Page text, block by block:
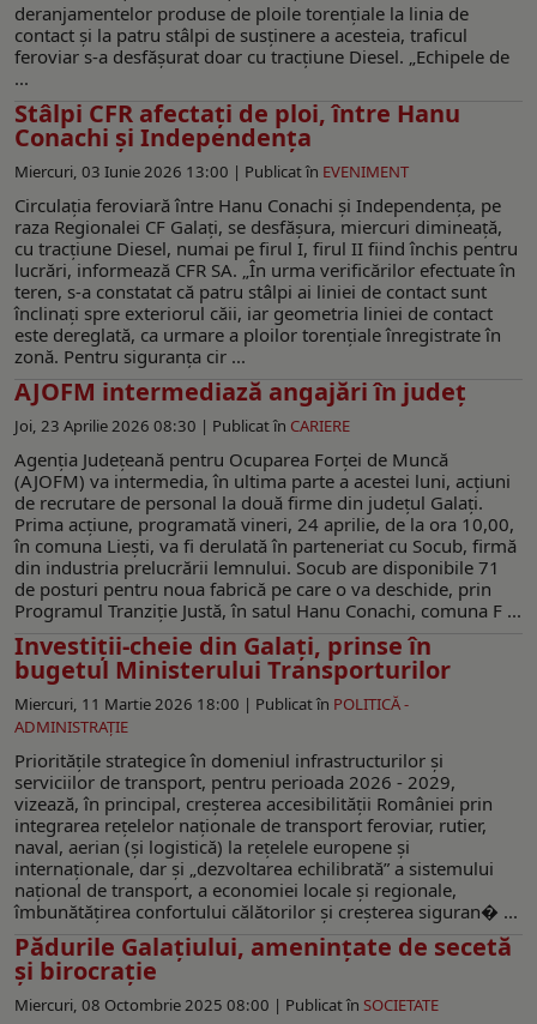
deranjamentelor produse de ploile torențiale la linia de
contact și la patru stâlpi de susținere a acesteia, traficul
feroviar s-a desfășurat doar cu tracțiune Diesel. „Echipele de
...
Stâlpi CFR afectați de ploi, între Hanu
Conachi și Independența
Miercuri, 03 Iunie 2026 13:00 | Publicat în EVENIMENT
Circulația feroviară între Hanu Conachi și Independența, pe
raza Regionalei CF Galați, se desfășura, miercuri dimineață,
cu tracțiune Diesel, numai pe firul I, firul II fiind închis pentru
lucrări, informează CFR SA. „În urma verificărilor efectuate în
teren, s-a constatat că patru stâlpi ai liniei de contact sunt
înclinați spre exteriorul căii, iar geometria liniei de contact
este dereglată, ca urmare a ploilor torențiale înregistrate în
zonă. Pentru siguranța cir ...
AJOFM intermediază angajări în județ
Joi, 23 Aprilie 2026 08:30 | Publicat în CARIERE
Agenția Județeană pentru Ocuparea Forței de Muncă
(AJOFM) va intermedia, în ultima parte a acestei luni, acțiuni
de recrutare de personal la două firme din județul Galați.
Prima acțiune, programată vineri, 24 aprilie, de la ora 10,00,
în comuna Liești, va fi derulată în parteneriat cu Socub, firmă
din industria prelucrării lemnului. Socub are disponibile 71
de posturi pentru noua fabrică pe care o va deschide, prin
Programul Tranziție Justă, în satul Hanu Conachi, comuna F ...
Investiții-cheie din Galați, prinse în
bugetul Ministerului Transporturilor
Miercuri, 11 Martie 2026 18:00 | Publicat în POLITICĂ -
ADMINISTRAŢIE
Prioritățile strategice în domeniul infrastructurilor și
serviciilor de transport, pentru perioada 2026 - 2029,
vizează, în principal, creșterea accesibilității României prin
integrarea rețelelor naționale de transport feroviar, rutier,
naval, aerian (și logistică) la rețelele europene și
internaționale, dar și „dezvoltarea echilibrată” a sistemului
național de transport, a economiei locale și regionale,
îmbunătățirea confortului călătorilor și creșterea siguran� ...
Pădurile Galațiului, ameninţate de secetă
și birocrație
Miercuri, 08 Octombrie 2025 08:00 | Publicat în SOCIETATE